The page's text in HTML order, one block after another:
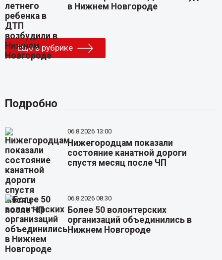
в Нижнем Новгороде
Еще в рубрике
Подробно
06.8.2026 13:00
Нижегородцам показали
состояние канатной дороги
спустя месяц после ЧП
06.8.2026 08:30
Более 50 волонтерских
организаций объединились в
Нижнем Новгороде